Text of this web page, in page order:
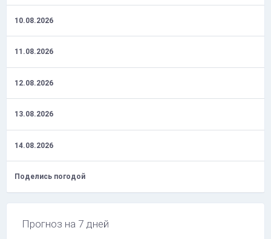
10.08.2026
11.08.2026
12.08.2026
13.08.2026
14.08.2026
Поделись погодой
Прогноз на 7 дней